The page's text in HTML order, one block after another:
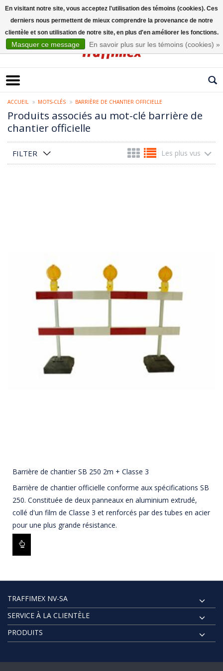
ACCUEIL MOTS-CLÉS BARRIÈRE DE CHANTIER OFFICIELLE
Produits associés au mot-clé barrière de
chantier officielle
FILTER Les plus vus
Barrière de chantier SB 250 2m + Classe 3
Barrière de chantier officielle conforme aux spécifications SB
250. Constituée de deux panneaux en aluminium extrudé,
collé d'un film de Classe 3 et renforcés par des tubes en acier
pour une plus grande résistance.
TRAFFIMEX NV-SA
SERVICE À LA CLIENTÈLE
PRODUITS
En visitant notre site, vous acceptez l'utilisation des témoins (cookies). Ces
derniers nous permettent de mieux comprendre la provenance de notre
clientèle et son utilisation de notre site, en plus d'en améliorer les fonctions.
Masquer ce message En savoir plus sur les témoins (cookies) »